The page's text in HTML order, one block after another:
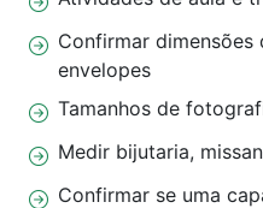
Confirmar dimensões
envelopes
Tamanhos de
Medir bijutaria,
Confirmar se uma